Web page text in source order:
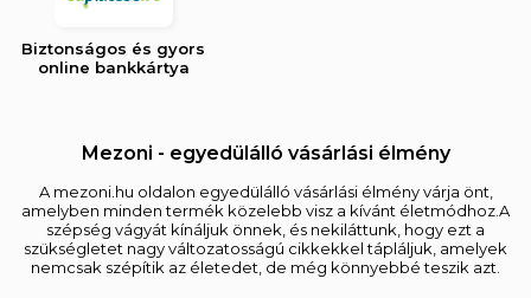
Biztonságos és gyors
online bankkártya
Mezoni - egyedülálló vásárlási élmény
A mezoni.hu oldalon egyedülálló vásárlási élmény várja önt,
amelyben minden termék közelebb visz a kívánt életmódhoz.A
szépség vágyát kínáljuk önnek, és nekiláttunk, hogy ezt a
szükségletet nagy változatosságú cikkekkel tápláljuk, amelyek
nemcsak szépítik az életedet, de még könnyebbé teszik azt.